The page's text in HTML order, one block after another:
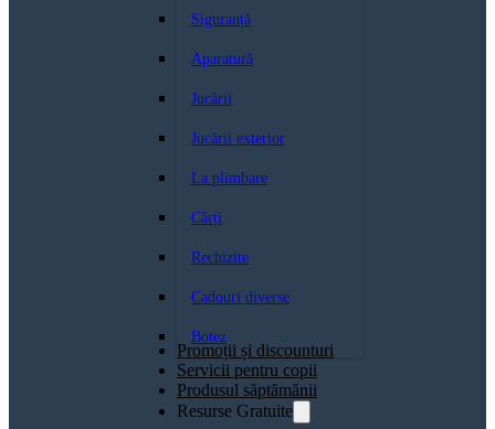
Siguranță
Aparatură
Jucării
Jucării exterior
La plimbare
Cărți
Rechizite
Cadouri diverse
Botez
Promoții și discounturi
Servicii pentru copii
Produsul săptămănii
Resurse Gratuite